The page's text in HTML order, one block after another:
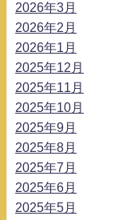
2026年3月
2026年2月
2026年1月
2025年12月
2025年11月
2025年10月
2025年9月
2025年8月
2025年7月
2025年6月
2025年5月